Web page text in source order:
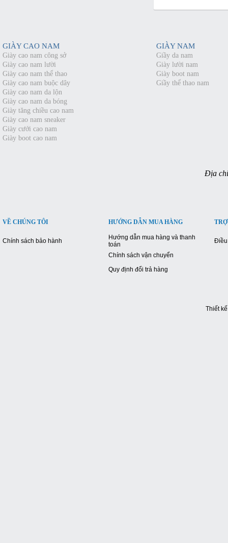
GIÀY CAO NAM
Giày cao nam công sở
Giày cao nam lười
Giày cao nam thể thao
Giày cao nam buộc dây
Giày cao nam da lộn
Giày cao nam da bóng
Giày tăng chiều cao nam
Giày cao nam sneaker
Giày cưới cao nam
Giày boot cao nam
GIÀY NAM
Giầy da nam
Giày lười nam
Giày boot nam
Giầy thể thao nam
Địa
VỀ CHÚNG TÔI
Chính sách bảo hành
HƯỚNG DẪN MUA HÀNG
Hướng dẫn mua hàng và thanh
toán
Chính sách vận chuyển
Quy định đổi trả hàng
Điều
Thiết